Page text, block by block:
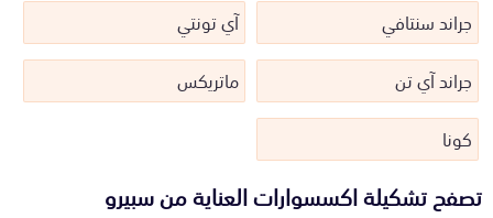
جراند سنتافي
آي تونتي
جراند آي تن
ماتريكس
كونا
تصفح تشكيلة اكسسوارات العناية من سبيرو